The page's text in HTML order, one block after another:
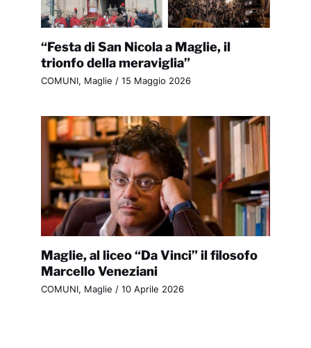
“Festa di San Nicola a Maglie, il
trionfo della meraviglia”
COMUNI, Maglie / 15 Maggio 2026
Maglie, al liceo “Da Vinci” il filosofo
Marcello Veneziani
COMUNI, Maglie / 10 Aprile 2026